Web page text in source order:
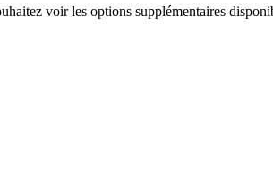
voir les options supplémentaires